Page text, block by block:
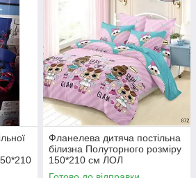
Фланелева дитяча постільна
білизна Полуторного розміру
150*210 см ЛОЛ